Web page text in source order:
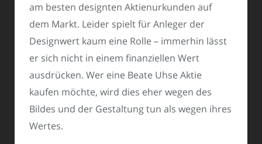
am besten designten Aktienurkunden auf
dem Markt. Leider spielt für Anleger der
Designwert kaum eine Rolle – immerhin lässt
er sich nicht in einem finanziellen Wert
ausdrücken. Wer eine Beate Uhse Aktie
kaufen möchte, wird dies eher wegen des
Bildes und der Gestaltung tun als wegen ihres
Wertes.